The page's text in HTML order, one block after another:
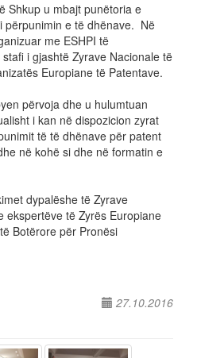
Shkup u mbajt punëtoria e
përpunimin e të dhënave. Në
me ESHPI të
i gjashtë Zyrave Nacionale të
Europiane të Patentave.
përvoja dhe u hulumtuan
i kan në dispozicion zyrat
të të dhënave për patent
në kohë si dhe në formatin e
dypalëshe të Zyrave
ekspertëve të Zyrës Europiane
Botërore për Pronësi
27.10.2016